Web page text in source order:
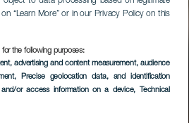
“Learn More” or in our Privacy Policy on this
the following purposes:
advertising and content measurement, audience
, Precise geolocation data, and identification
or access information on a device, Technical